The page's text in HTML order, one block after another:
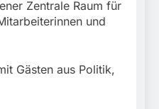
Zentrale Raum für
und
Gästen aus Politik,